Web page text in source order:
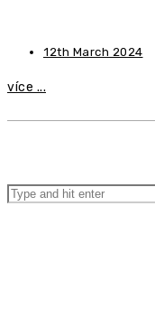
12th March 2024
více ...